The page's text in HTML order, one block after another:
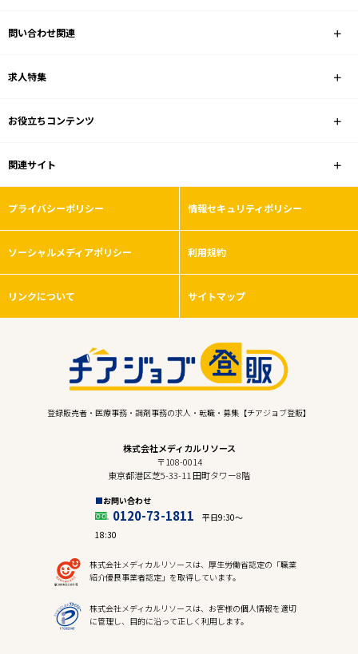
問い合わせ関連
求人特集
お役立ちコンテンツ
関連サイト
プライバシーポリシー 情報セキュリティポリシー
ソーシャルメディアポリシー 利用規約
リンクについて サイトマップ
登録販売者・医療事務・調剤事務の求人・転職・募集【チアジョブ登販】
株式会社メディカルリソース
〒108-0014
東京都港区芝5-33-11 田町タワー8階
お問い合わせ
0120-73-1811
平日9:30〜
18:30
株式会社メディカルリソースは、厚生労働省認定の「職業
紹介優良事業者認定」を取得しています。
株式会社メディカルリソースは、お客様の個人情報を適切
に管理し、目的に沿って正しく利用します。